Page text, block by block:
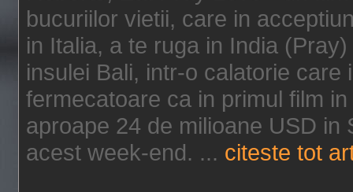
bucuriilor vietii, care in
in Italia, a te ruga in India
insulei Bali, intr-o calatorie
fermecatoare ca in primul film
aproape 24 de milioane USD in
acest week-end. ... citeste tot